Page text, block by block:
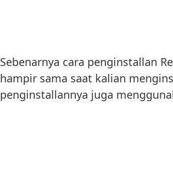
Sebenarnya cara penginstallan
hampir sama saat kalian
penginstallannya juga